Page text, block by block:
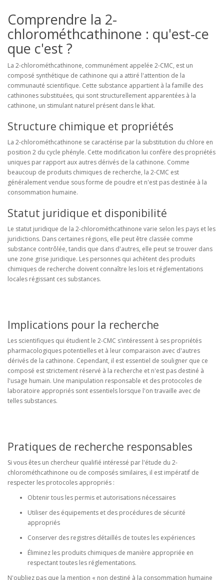
Comprendre la 2-
chlorométhcathinone : qu'est-ce
que c'est ?
La 2-chlorométhcathinone, communément appelée 2-CMC, est un
composé synthétique de cathinone qui a attiré l'attention de la
communauté scientifique. Cette substance appartient à la famille des
cathinones substituées, qui sont structurellement apparentées à la
cathinone, un stimulant naturel présent dans le khat.
Structure chimique et propriétés
La 2-chlorométhcathinone se caractérise par la substitution du chlore en
position 2 du cycle phényle. Cette modification lui confère des propriétés
uniques par rapport aux autres dérivés de la cathinone. Comme
beaucoup de produits chimiques de recherche, la 2-CMC est
généralement vendue sous forme de poudre et n'est pas destinée à la
consommation humaine.
Statut juridique et disponibilité
Le statut juridique de la 2-chlorométhcathinone varie selon les pays et les
juridictions. Dans certaines régions, elle peut être classée comme
substance contrôlée, tandis que dans d'autres, elle peut se trouver dans
une zone grise juridique. Les personnes qui achètent des produits
chimiques de recherche doivent connaître les lois et réglementations
locales régissant ces substances.
Implications pour la recherche
Les scientifiques qui étudient le 2-CMC s'intéressent à ses propriétés
pharmacologiques potentielles et à leur comparaison avec d'autres
dérivés de la cathinone. Cependant, il est essentiel de souligner que ce
composé est strictement réservé à la recherche et n'est pas destiné à
l'usage humain. Une manipulation responsable et des protocoles de
laboratoire appropriés sont essentiels lorsque l'on travaille avec de
telles substances.
Pratiques de recherche responsables
Si vous êtes un chercheur qualifié intéressé par l'étude du 2-
chlorométhcathinone ou de composés similaires, il est impératif de
respecter les protocoles appropriés :
Obtenir tous les permis et autorisations nécessaires
Utiliser des équipements et des procédures de sécurité
appropriés
Conserver des registres détaillés de toutes les expériences
Éliminez les produits chimiques de manière appropriée en
respectant toutes les réglementations.
N'oubliez pas que la mention « non destiné à la consommation humaine